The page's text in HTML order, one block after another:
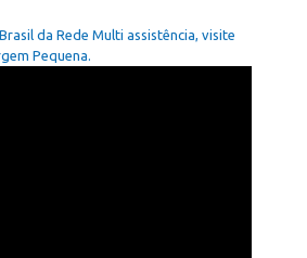
da Rede Multi assistência, visite
Pequena.